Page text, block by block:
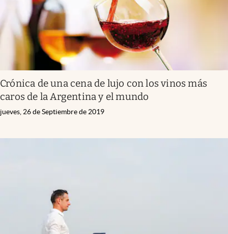
Crónica de una cena de lujo con los vinos más
caros de la Argentina y el mundo
jueves, 26 de Septiembre de 2019